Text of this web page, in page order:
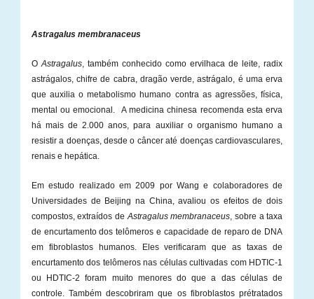
Astragalus membranaceus
OAstragalus, também conhecido como ervilhaca de leite, radix
astrágalos, chifre de cabra, dragão verde, astrágalo, é uma erva
que auxilia o metabolismo humano contra as agressões, física,
mental ou emocional. A medicina chinesa recomenda esta erva
há mais de 2.000 anos, para auxiliar o organismo humano a
resistir a doenças, desde o câncer até doenças cardiovasculares,
renais e hepática.
Em estudo realizado em 2009 por Wang e colaboradores de
Universidades de Beijing na China, avaliou os efeitos de dois
compostos, extraídos deAstragalus membranaceus, sobre a taxa
de encurtamento dos telômeros e capacidade de reparo de DNA
em fibroblastos humanos. Eles verificaram que as taxas de
encurtamento dos telômeros nas células cultivadas com HDTIC-1
ou HDTIC-2 foram muito menores do que a das células de
controle. Também descobriram que os fibroblastos prétratados